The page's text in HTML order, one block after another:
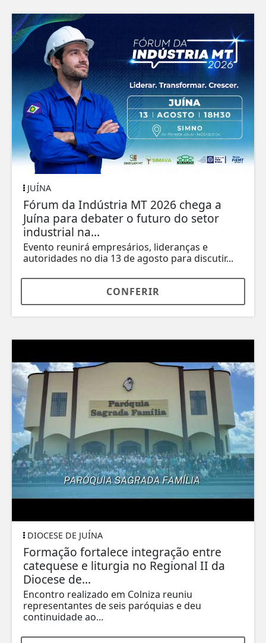
JUÍNA
Fórum da Indústria MT 2026 chega a
Juína para debater o futuro do setor
industrial na...
Evento reunirá empresários, lideranças e
autoridades no dia 13 de agosto para discutir...
CONFERIR
DIOCESE DE JUÍNA
Formação fortalece integração entre
catequese e liturgia no Regional II da
Diocese de...
Encontro realizado em Colniza reuniu
representantes de seis paróquias e deu
continuidade ao...